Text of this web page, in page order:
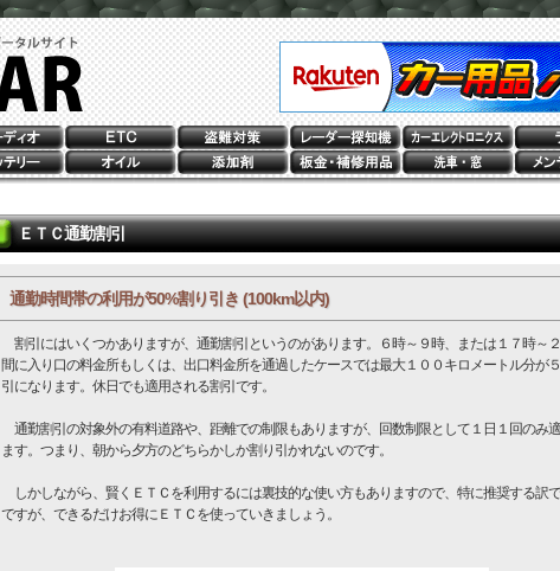
ＥＴＣ通勤割引
通勤時間帯の利用が50%割り引き (100km以内)
割引にはいくつかありますが、通勤割引というのがあります。６時～９時、または１７時～
間に入り口の料金所もしくは、出口料金所を通過したケースでは最大１００キロメートル分が
引になります。休日でも適用される割引です。
通勤割引の対象外の有料道路や、距離での制限もありますが、回数制限として１日１回のみ
ます。つまり、朝から夕方のどちらかしか割り引かれないのです。
しかしながら、賢くＥＴＣを利用するには裏技的な使い方もありますので、特に推奨する訳
ですが、できるだけお得にＥＴＣを使っていきましょう。